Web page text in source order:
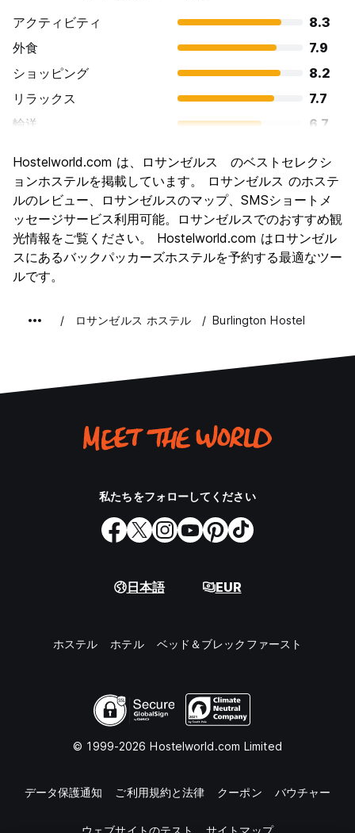
アクティビティ
8.3
外食
7.9
ショッピング
8.2
リラックス
7.7
輸送
6.7
文化
7.4
ナイトライフ
7.9
コストパフォーマンス
7.1
Hostelworld.com は、ロサンゼルス のベストセレクシ
ョンホステルを掲載しています。 ロサンゼルス のホステ
ルのレビュー、ロサンゼルスのマップ、SMSショートメ
ッセージサービス利用可能。ロサンゼルスでのおすすめ観
光情報をご覧ください。 Hostelworld.com はロサンゼル
スにあるバックパッカーズホステルを予約する最適なツー
ルです。
ロサンゼルス ホステル Burlington Hostel
私たちをフォローしてください
日本語 EUR
ホステル ホテル ベッド＆ブレックファースト
© 1999-2026 Hostelworld.com Limited
データ保護通知 ご利用規約と法律 クーポン バウチャー
ウェブサイトのテスト サイトマップ